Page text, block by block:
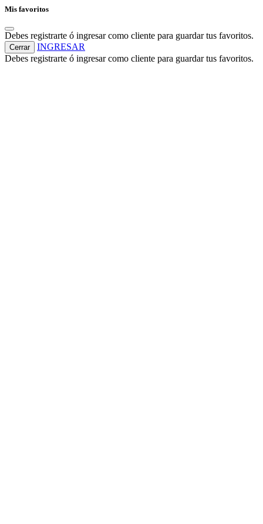
Mis favoritos
Debes registrarte ó ingresar como cliente para guardar tus favoritos.
Cerrar
INGRESAR
Debes registrarte ó ingresar como cliente para guardar tus favoritos.